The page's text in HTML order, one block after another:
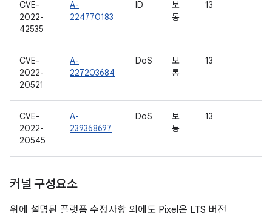
CVE-
2022-
42535
A-
224770183
ID
보
통
13
CVE-
2022-
20521
A-
227203684
DoS
보
통
13
CVE-
2022-
20545
A-
239368697
DoS
보
통
13
커널 구성요소
위에 설명된 플랫폼 수정사항 외에도 Pixel은 LTS 버전